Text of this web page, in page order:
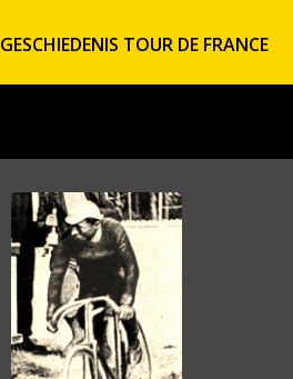
GESCHIEDENIS TOUR DE FRANCE